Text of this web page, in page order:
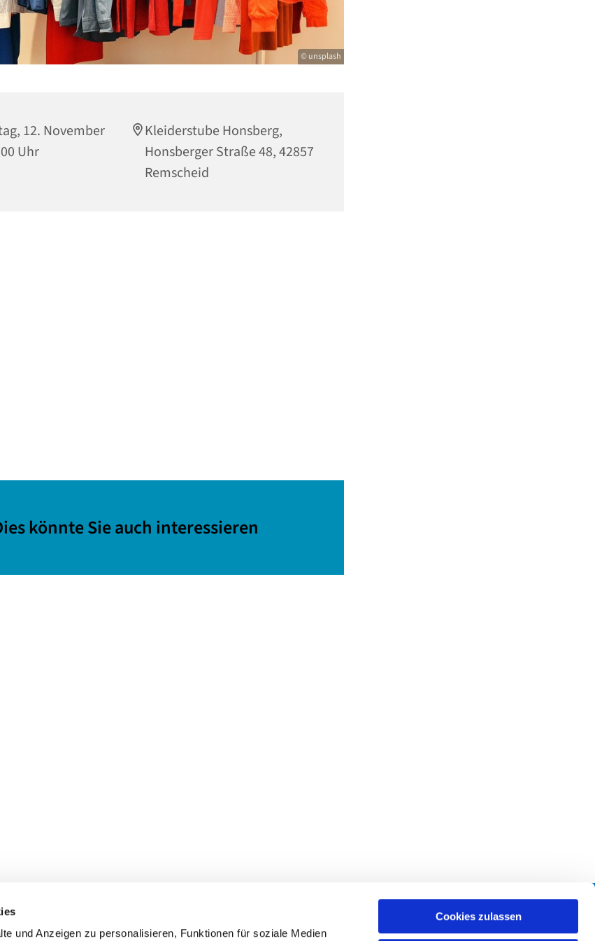
und Anzeigen zu personalisieren, Funktionen für soziale Medien
Cookies zulassen
© unsplash
12. November
Uhr
Kleiderstube Honsberg,
Honsberger Straße 48, 42857
Remscheid
könnte Sie auch interessieren